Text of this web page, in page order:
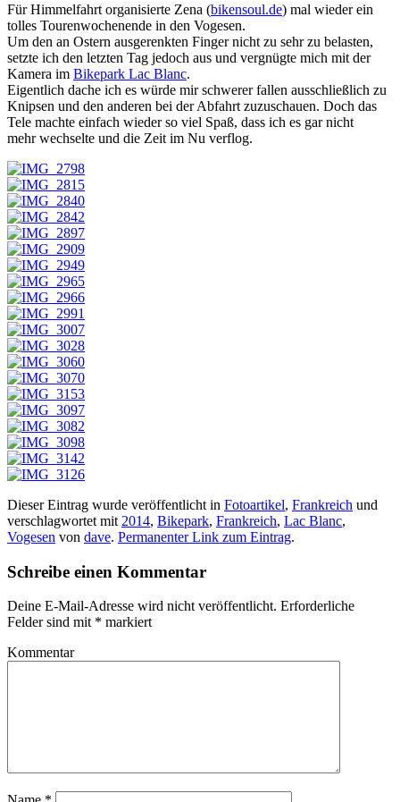
Für Himmelfahrt organisierte Zena (bikensoul.de) mal wieder ein
tolles Tourenwochenende in den Vogesen.
Um den an Ostern ausgerenkten Finger nicht zu sehr zu belasten,
setzte ich den letzten Tag jedoch aus und vergnügte mich mit der
Kamera im Bikepark Lac Blanc.
Eigentlich dache ich es würde mir schwerer fallen ausschließlich zu
Knipsen und den anderen bei der Abfahrt zuzuschauen. Doch das
Tele machte einfach wieder so viel Spaß, dass ich es gar nicht
mehr wechselte und die Zeit im Nu verflog.
Dieser Eintrag wurde veröffentlicht in Fotoartikel, Frankreich und
verschlagwortet mit 2014, Bikepark, Frankreich, Lac Blanc,
Vogesen von dave. Permanenter Link zum Eintrag.
Schreibe einen Kommentar
Deine E-Mail-Adresse wird nicht veröffentlicht. Erforderliche
Felder sind mit * markiert
Kommentar